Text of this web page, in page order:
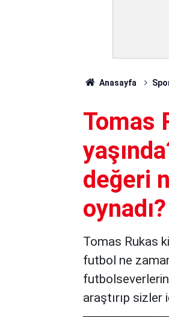
Anasayfa
Tomas
değeri
oynadı?
Tomas Rukas
futbol ne
araştırıp sizler